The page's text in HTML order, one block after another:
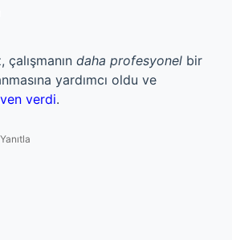
çalışmanın daha profesyonel bir
yardımcı oldu ve
verdi.
Yanıtla